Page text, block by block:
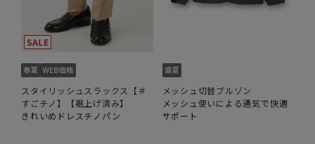
スタイリッシュスラックス【＃
すごチノ】【裾上げ済み】
きれいめドレスチノパン
メッシュ切替ブルゾン
メッシュ使いによる通気で快適
サポート